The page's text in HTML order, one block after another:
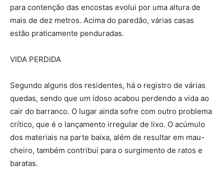
para contenção das encostas evolui por uma altura de
mais de dez metros. Acima do paredão, várias casas
estão praticamente penduradas.
VIDA PERDIDA
Segundo alguns dos residentes, há o registro de várias
quedas, sendo que um idoso acabou perdendo a vida ao
cair do barranco. O lugar ainda sofre com outro problema
crítico, que é o lançamento irregular de lixo. O acúmulo
dos materiais na parte baixa, além de resultar em mau-
cheiro, também contribui para o surgimento de ratos e
baratas.